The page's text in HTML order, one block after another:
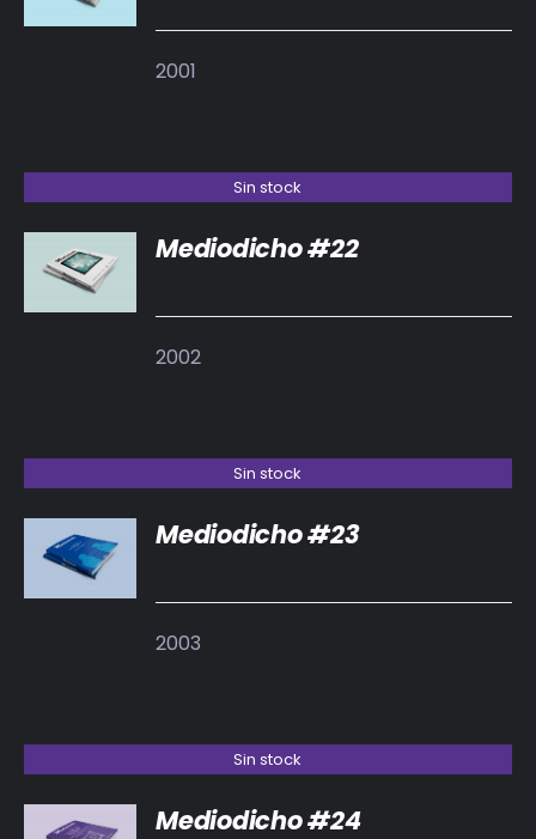
2001
Sin stock
DETALLES
Mediodicho #22
2002
Sin stock
DETALLES
Mediodicho #23
2003
Sin stock
Mediodicho #24